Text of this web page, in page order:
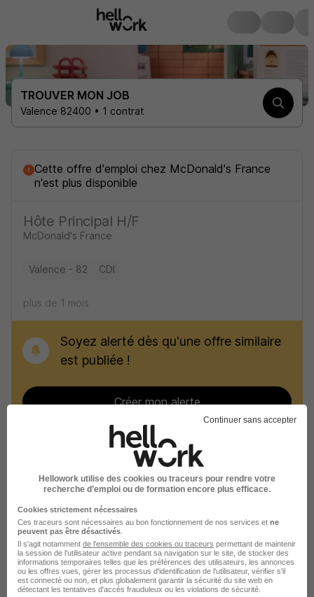
TROUVER MON JOB
Valence 82400 • 1 contrat
Cette offre d'emploi chez McDonald's France
n'est plus disponible
Hôte Principal H/F
McDonald's France
Valence - 82 CDI
plus de 1 mois
Soyez alerté dès qu'une offre similaire
est publiée !
Créer mon alerte
Recherches similaires
Emploi Hôtesse d'accueil
Emploi Secrétariat
Emploi Montauban
Emploi Moissac
Continuer sans accepter
Hellowork utilise des cookies ou traceurs pour rendre votre
recherche d’emploi ou de formation encore plus efficace.
Cookies strictement nécessaires
Ces traceurs sont nécessaires au bon fonctionnement de nos services et ne
peuvent pas être désactivés
Il s'agit notamment de l'ensemble des cookies ou traceurs permettant de maintenir
la session de l'utilisateur active pendant sa navigation sur le site, de stocker des
informations temporaires telles que les préférences des utilisateurs, les annonces
ou les offres vues, gérer les processus d'identification de l'utilisateur, vérifier s'il
est connecté ou non, et plus globalement garantir la sécurité du site web en
détectant les tentatives d'accès frauduleux ou les violations de sécurité.